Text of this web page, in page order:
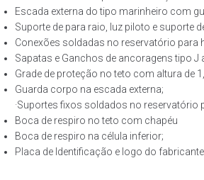
Escada externa do tipo marinheiro com
Suporte de para raio, luz piloto e suporte
Conexões soldadas no reservatório
Sapatas e Ganchos de ancoragens tipo
Grade de proteção no teto com altura de
Guarda corpo na escada externa;
·Suportes fixos soldados no reservatório
Boca de respiro no teto com chapéu
Boca de respiro na célula inferior;
Placa de Identificação e logo do